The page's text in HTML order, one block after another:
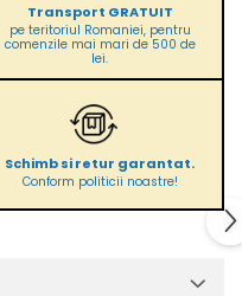
Transport GRATUIT
pe teritoriul Romaniei, pentru
comenzile mai mari de 500 de
lei.
Schimb si retur garantat.
Conform politicii noastre!